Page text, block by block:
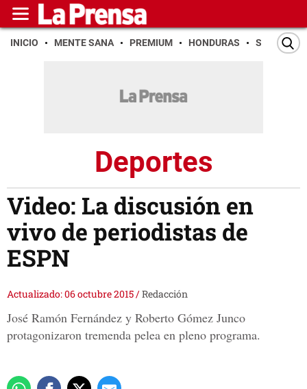
INICIO MENTE SANA PREMIUM HONDURAS SAN PEDRO
Deportes
Video: La discusión en
vivo de periodistas de
ESPN
Actualizado: 06 octubre 2015/Redacción
José Ramón Fernández y Roberto Gómez Junco
protagonizaron tremenda pelea en pleno programa.